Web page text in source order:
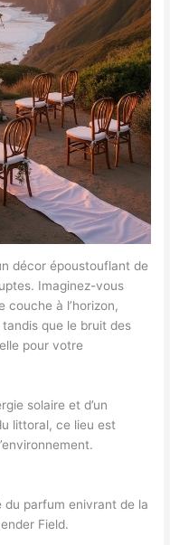
décor époustouflant de
Imaginez-vous
couche à l’horizon,
que le bruit des
pour votre
solaire et d’un
littoral, ce lieu est
du parfum enivrant de la
Field.